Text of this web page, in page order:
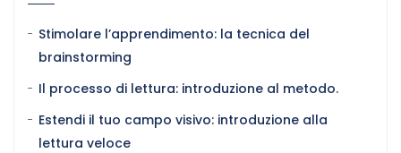
Stimolare l’apprendimento: la tecnica del
brainstorming
Il processo di lettura: introduzione al metodo.
Estendi il tuo campo visivo: introduzione alla
lettura veloce